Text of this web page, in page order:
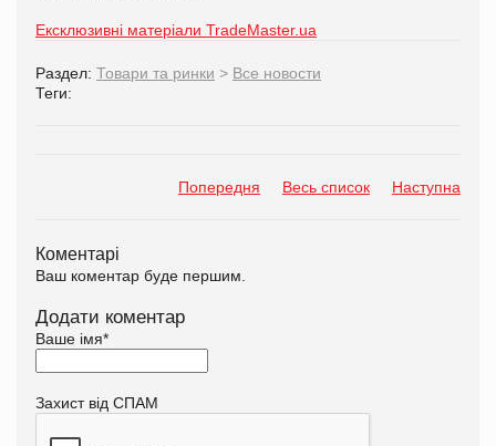
Ексклюзивні матеріали TradeMaster.ua
Раздел: Товари та ринки > Все новости
Теги:
Попередня Весь список Наступна
Коментарі
Ваш коментар буде першим.
Додати коментар
Ваше імя*
Захист від СПАМ